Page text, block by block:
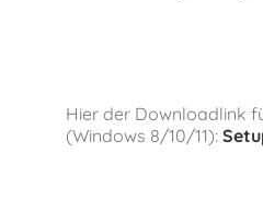
Hier der Downloadlink
(Windows 8/10/11):